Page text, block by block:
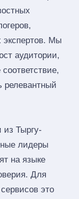
Мы
аудитории,
релевантный
Тыргу-
лидеры
на языке
Для
это